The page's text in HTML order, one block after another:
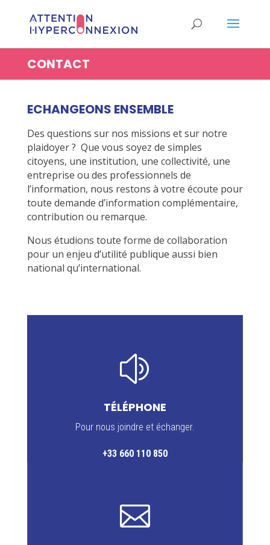
CONTACT
ECHANGEONS ENSEMBLE
Des questions sur nos missions et sur notre
plaidoyer ? Que vous soyez de simples
citoyens, une institution, une collectivité, une
entreprise ou des professionnels de
l’information, nous restons à votre écoute pour
toute demande d’information complémentaire,
contribution ou remarque.
Nous étudions toute forme de collaboration
pour un enjeu d’utilité publique aussi bien
national qu’international.
z
TÉLÉPHONE
Pour nous joindre et échanger.
+33 660 110 850
